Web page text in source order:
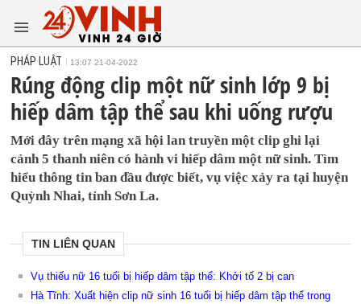
PHÁP LUẬT 13:07 21-04-2022
Rúng động clip một nữ sinh lớp 9 bị
hiếp dâm tập thể sau khi uống rượu
Mới đây trên mạng xã hội lan truyền một clip ghi lại
cảnh 5 thanh niên có hành vi hiếp dâm một nữ sinh. Tìm
hiểu thông tin ban đầu được biết, vụ việc xảy ra tại huyện
Quỳnh Nhai, tỉnh Sơn La.
TIN LIÊN QUAN
Vụ thiếu nữ 16 tuổi bị hiếp dâm tập thể: Khởi tố 2 bị can
Hà Tĩnh: Xuất hiện clip nữ sinh 16 tuổi bị hiếp dâm tập thể trong